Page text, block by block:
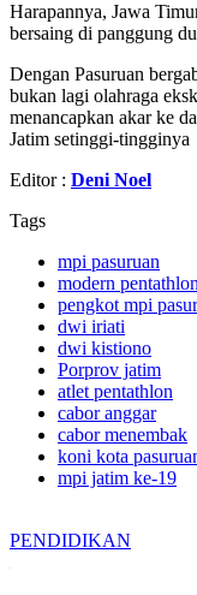
Harapannya, Jawa
bersaing di panggung
Dengan Pasuruan
bukan lagi olahraga
menancapkan akar ke
Jatim setinggi-tingginya
Editor : Deni Noel
Tags
mpi pasuruan
modern
pengkot mpi
dwi iriati
dwi kistiono
Porprov jatim
atlet pentathlon
cabor anggar
cabor menembak
koni kota
mpi jatim ke-19
PENDIDIKAN